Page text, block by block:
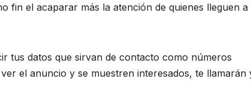
fin el acaparar más la atención de quienes lleguen
tus datos que sirvan de contacto como números
el anuncio y se muestren interesados, te llamarán
CULTURA SOCIEDAD
OCIO Y ENTRETENIMIENTO
PAÍSES
HOGAR Y TIEMPO
RECURSOS